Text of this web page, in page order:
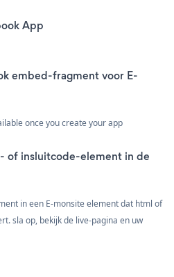
App
embed-fragment voor E-
once you create your app
of insluitcode-element in de
in een E-monsite element dat html of
sla op, bekijk de live-pagina en uw